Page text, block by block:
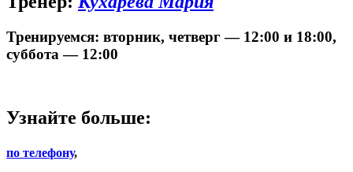
Тренируемся: вторник, четверг — 12:00 и 18:00,
суббота — 12:00
Узнайте больше:
по телефону,